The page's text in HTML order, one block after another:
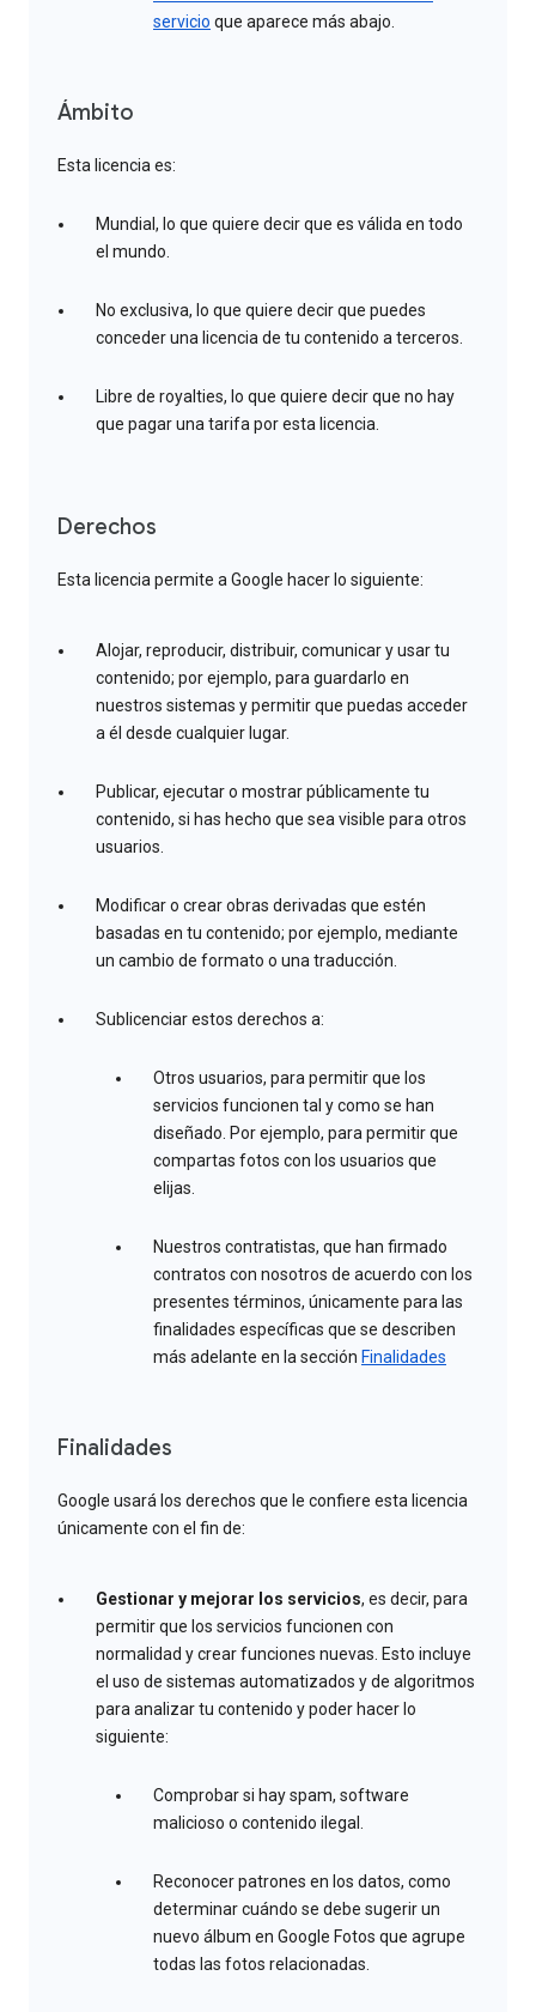
servicio que aparece más abajo.
Ámbito
Esta licencia es:
Mundial, lo que quiere decir que es válida en todo
el mundo.
No exclusiva, lo que quiere decir que puedes
conceder una licencia de tu contenido a terceros.
Libre de royalties, lo que quiere decir que no hay
que pagar una tarifa por esta licencia.
Derechos
Esta licencia permite a Google hacer lo siguiente:
Alojar, reproducir, distribuir, comunicar y usar tu
contenido; por ejemplo, para guardarlo en
nuestros sistemas y permitir que puedas acceder
a él desde cualquier lugar.
Publicar, ejecutar o mostrar públicamente tu
contenido, si has hecho que sea visible para otros
usuarios.
Modificar o crear obras derivadas que estén
basadas en tu contenido; por ejemplo, mediante
un cambio de formato o una traducción.
Sublicenciar estos derechos a:
Otros usuarios, para permitir que los
servicios funcionen tal y como se han
diseñado. Por ejemplo, para permitir que
compartas fotos con los usuarios que
elijas.
Nuestros contratistas, que han firmado
contratos con nosotros de acuerdo con los
presentes términos, únicamente para las
finalidades específicas que se describen
más adelante en la sección Finalidades
Finalidades
Google usará los derechos que le confiere esta licencia
únicamente con el fin de:
Gestionar y mejorar los servicios, es decir, para
permitir que los servicios funcionen con
normalidad y crear funciones nuevas. Esto incluye
el uso de sistemas automatizados y de algoritmos
para analizar tu contenido y poder hacer lo
siguiente:
Comprobar si hay spam, software
malicioso o contenido ilegal.
Reconocer patrones en los datos, como
determinar cuándo se debe sugerir un
nuevo álbum en Google Fotos que agrupe
todas las fotos relacionadas.